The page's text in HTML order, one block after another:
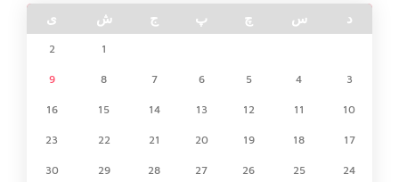
د س چ پ ج ش ی
1
2
3
4
5
6
7
8
9
10
11
12
13
14
15
16
17
18
19
20
21
22
23
24
25
26
27
28
29
30